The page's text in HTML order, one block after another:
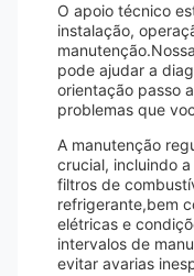
O apoio técnico
instalação,
pode ajudar a
orientação passo
problemas que
A manutenção
crucial, incluindo
filtros de
refrigerante,bem
elétricas e
intervalos de
evitar avarias